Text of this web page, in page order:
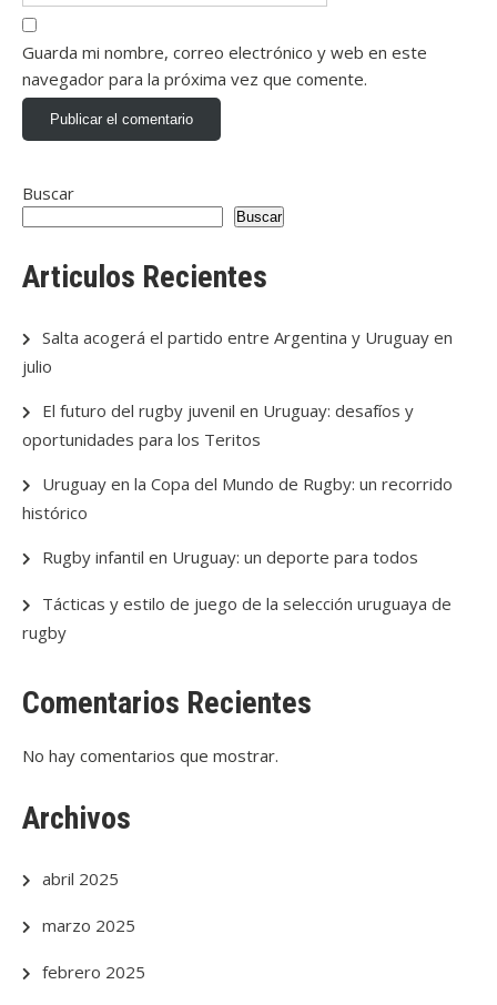
Guarda mi nombre, correo electrónico y web en este
navegador para la próxima vez que comente.
Buscar
Buscar
Articulos Recientes
Salta acogerá el partido entre Argentina y Uruguay en
julio
El futuro del rugby juvenil en Uruguay: desafíos y
oportunidades para los Teritos
Uruguay en la Copa del Mundo de Rugby: un recorrido
histórico
Rugby infantil en Uruguay: un deporte para todos
Tácticas y estilo de juego de la selección uruguaya de
rugby
Comentarios Recientes
No hay comentarios que mostrar.
Archivos
abril 2025
marzo 2025
febrero 2025